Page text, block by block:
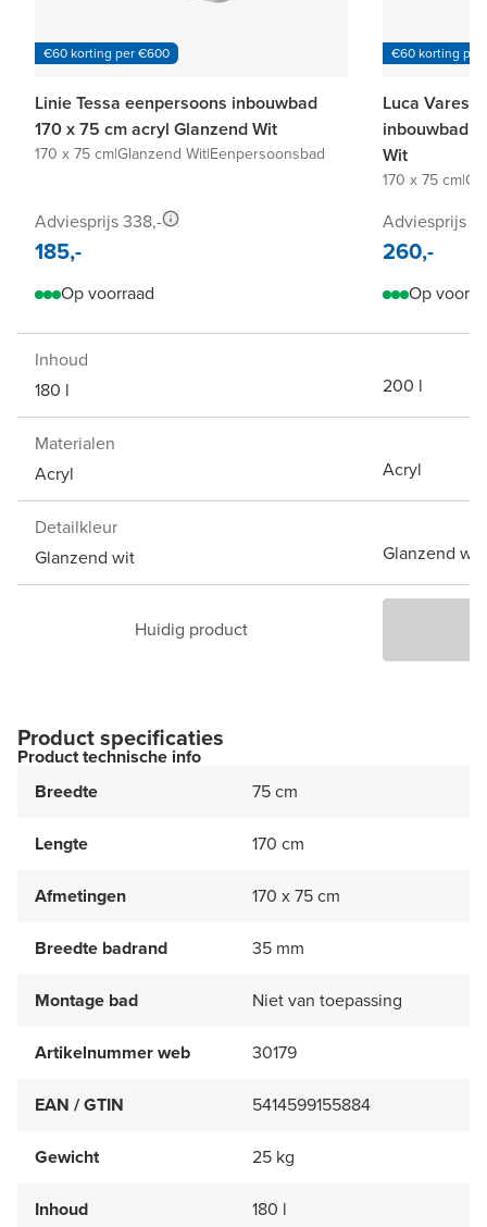
€60 korting per €600
Linie Tessa eenpersoons inbouwbad
170 x 75 cm acryl Glanzend Wit
170 x 75 cm|Glanzend Wit|Eenpersoonsbad
Adviesprijs 338,-
185,-
Op voorraad
€60 korting per
Luca Varess
inbouwbad
Wit
170 x 75 cm|
Adviesprijs
260,-
Op
Inhoud
180 l
200 l
Materialen
Acryl
Acryl
Detailkleur
Glanzend wit
Glanzend wit
Huidig product
Product specificaties
Product technische info
Breedte
75 cm
Lengte 170 cm
Afmetingen 170 x 75 cm
Breedte badrand 35 mm
Montage bad Niet van toepassing
Artikelnummer web 30179
EAN / GTIN 5414599155884
Gewicht 25 kg
Inhoud 180 l